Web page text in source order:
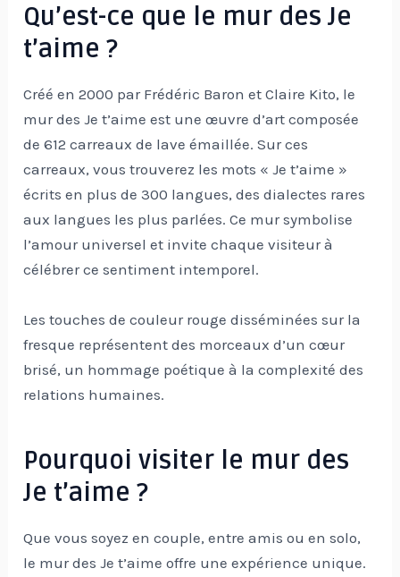
Qu’est-ce que le mur des Je
t’aime ?
Créé en 2000 par Frédéric Baron et Claire Kito, le
mur des Je t’aime est une œuvre d’art composée
de 612 carreaux de lave émaillée. Sur ces
carreaux, vous trouverez les mots « Je t’aime »
écrits en plus de 300 langues, des dialectes rares
aux langues les plus parlées. Ce mur symbolise
l’amour universel et invite chaque visiteur à
célébrer ce sentiment intemporel.
Les touches de couleur rouge disséminées sur la
fresque représentent des morceaux d’un cœur
brisé, un hommage poétique à la complexité des
relations humaines.
Pourquoi visiter le mur des
Je t’aime ?
Que vous soyez en couple, entre amis ou en solo,
le mur des Je t’aime offre une expérience unique.